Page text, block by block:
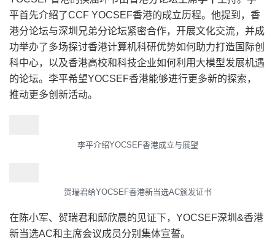
平首先介绍了CCF YOCSEF香港的成立历程。他提到，香
港分论坛与深圳兄弟分论坛紧密合作，开展文化交流，并成
功举办了多场探讨香港计算机科研优势如何助力打造国际创
科中心，以及香港高校和科技企业如何利用大模型发展机遇
的论坛。李平希望YOCSEF香港能够进行更多新的探索，
推动更多创新活动。
李平介绍YOCSEF香港成立与展望
贺瑞君给YOCSEF香港新当选AC颁发证书
在陈小军、贺瑞君和邸欣晨的见证下，YOCSEF深圳&香港
新当选AC和主席会议成员分别集体宣誓。